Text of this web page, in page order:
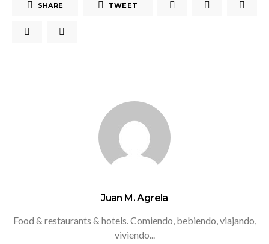
SHARE TWEET
Juan M. Agrela
Food & restaurants & hotels. Comiendo, bebiendo, viajando,
viviendo...